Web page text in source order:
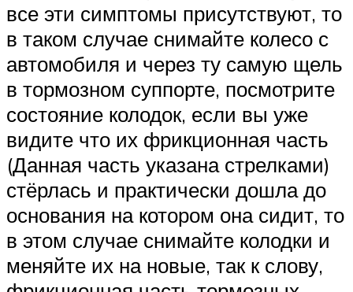
все эти симптомы присутствуют, то
в таком случае снимайте колесо с
автомобиля и через ту самую щель
в тормозном суппорте, посмотрите
состояние колодок, если вы уже
видите что их фрикционная часть
(Данная часть указана стрелками)
стёрлась и практически дошла до
основания на котором она сидит, то
в этом случае снимайте колодки и
меняйте их на новые, так к слову,